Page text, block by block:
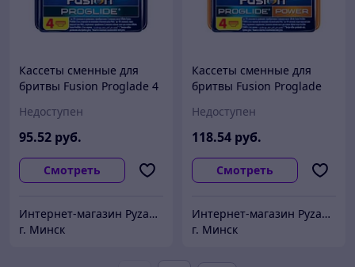
Кассеты сменные для
бритвы Fusion Proglade 4
Недоступен
95.52 руб.
Смотреть
Интернет-магазин Pyzan Товары для дома и семьи
г. Минск
Кассеты сменные для
бритвы Fusion Proglade
Недоступен
118.54 руб.
Смотреть
Интернет-магазин Pyzan Товары для дома и семьи
г. Минск